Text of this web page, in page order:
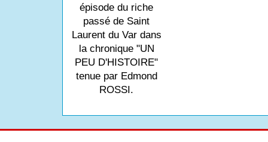
épisode du riche
passé de Saint
Laurent du Var dans
la chronique "UN
PEU D'HISTOIRE"
tenue par Edmond
ROSSI.